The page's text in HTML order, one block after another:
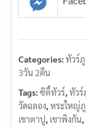
Categories: ทัวร์ภู
3วัน 2คืน
Tags: ซิตี้ทัวร์,ทัวร์
วัดฉลอง,หระใหญ่ภู
เขาตาปู, เขาพิงกัน,